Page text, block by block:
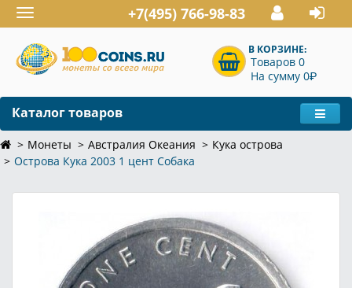
Toggle
navigation
+7(495) 766-98-83
В КОРЗИНЕ:
Товаров 0
На сумму 0P
Каталог товаров
Монеты Австралия Океания
Кука острова
Острова Кука 2003 1 цент Собака